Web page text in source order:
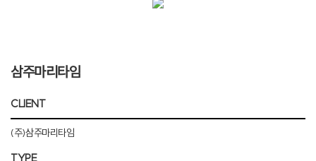
삼주마리타임
CLIENT
(주)삼주마리타임
TYPE